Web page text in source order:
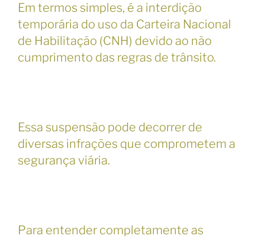
Em termos simples, é a interdição
temporária do uso da Carteira Nacional
de Habilitação (CNH) devido ao não
cumprimento das regras de trânsito.
Essa suspensão pode decorrer de
diversas infrações que comprometem a
segurança viária.
Para entender completamente as